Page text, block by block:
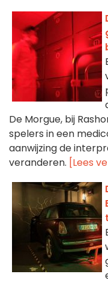
De Morgue, bij
spelers in een
aanwijzing de
veranderen. [Lees